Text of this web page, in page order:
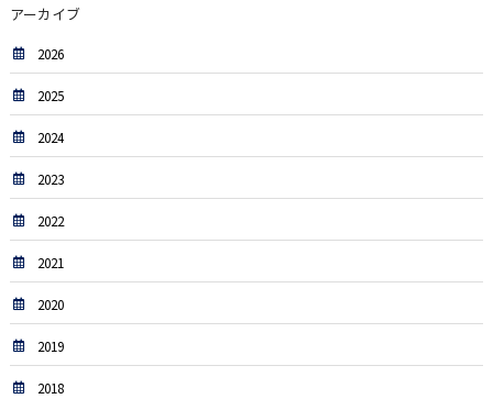
アーカイブ
2026
2025
2024
2023
2022
2021
2020
2019
2018